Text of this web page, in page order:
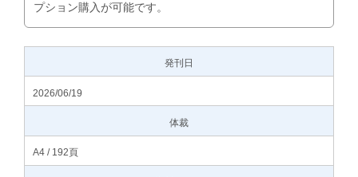
プション購入が可能です。
発刊日
2026/06/19
体裁
A4 / 192頁